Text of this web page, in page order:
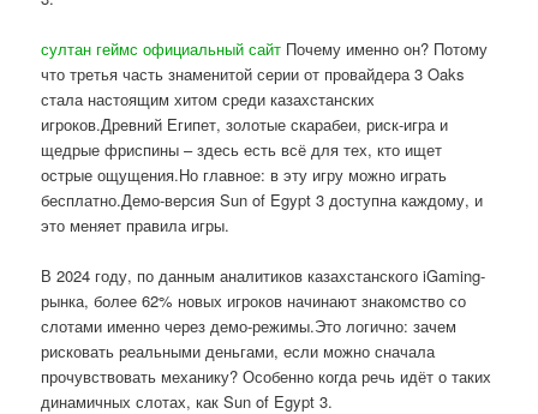
султан геймс официальный сайт Почему именно он? Потому
что третья часть знаменитой серии от провайдера 3 Oaks
стала настоящим хитом среди казахстанских
игроков.Древний Египет, золотые скарабеи, риск-игра и
щедрые фриспины – здесь есть всё для тех, кто ищет
острые ощущения.Но главное: в эту игру можно играть
бесплатно.Демо-версия Sun of Egypt 3 доступна каждому, и
это меняет правила игры.
В 2024 году, по данным аналитиков казахстанского iGaming-
рынка, более 62% новых игроков начинают знакомство со
слотами именно через демо-режимы.Это логично: зачем
рисковать реальными деньгами, если можно сначала
прочувствовать механику? Особенно когда речь идёт о таких
динамичных слотах, как Sun of Egypt 3.